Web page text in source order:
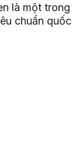
là một
chuẩn